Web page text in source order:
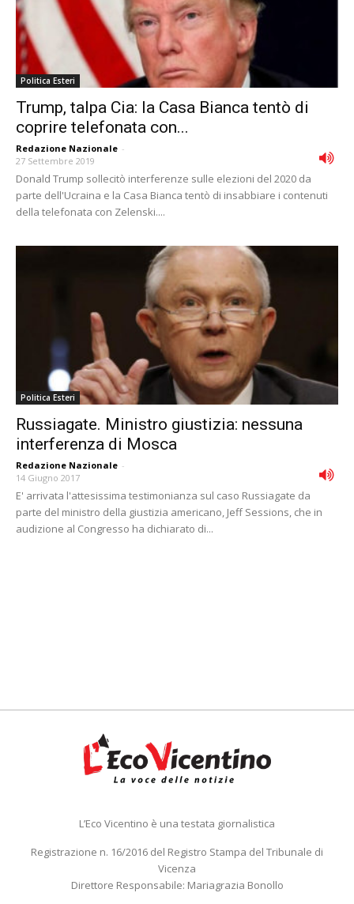
Politica Esteri
Trump, talpa Cia: la Casa Bianca tentò di
coprire telefonata con...
Redazione Nazionale -
27 Settembre 2019
Donald Trump sollecitò interferenze sulle elezioni del 2020 da
parte dell'Ucraina e la Casa Bianca tentò di insabbiare i contenuti
della telefonata con Zelenski....
Politica Esteri
Russiagate. Ministro giustizia: nessuna
interferenza di Mosca
Redazione Nazionale -
14 Giugno 2017
E' arrivata l'attesissima testimonianza sul caso Russiagate da
parte del ministro della giustizia americano, Jeff Sessions, che in
audizione al Congresso ha dichiarato di...
L’Eco Vicentino è una testata giornalistica
Registrazione n. 16/2016 del Registro Stampa del Tribunale di
Vicenza
Direttore Responsabile: Mariagrazia Bonollo